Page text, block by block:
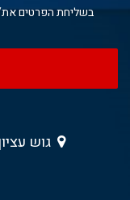
בשליחת הפרטים
גוש עציון 13 , גבעת שמואל